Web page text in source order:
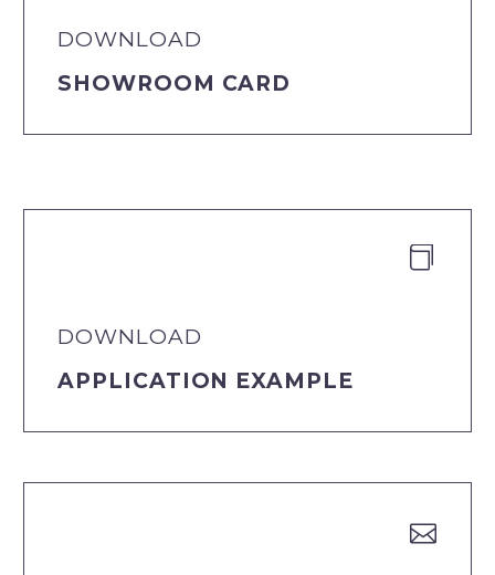
DOWNLOAD
SHOWROOM CARD


DOWNLOAD
APPLICATION EXAMPLE

